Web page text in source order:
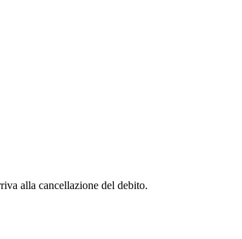
alla cancellazione del debito.